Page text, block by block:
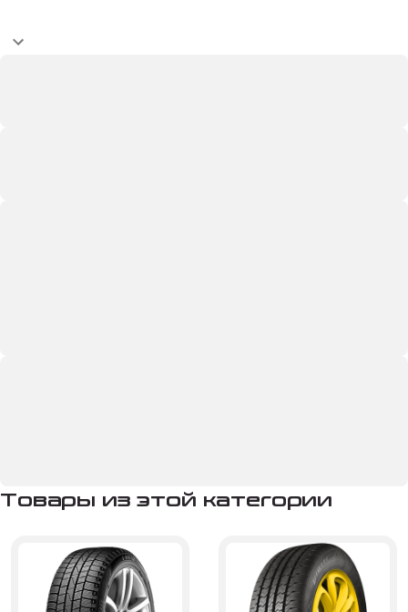
Товары из этой категории